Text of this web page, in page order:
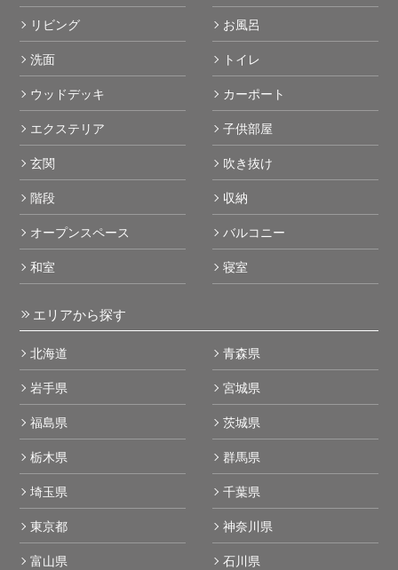
リビング
お風呂
洗面
トイレ
ウッドデッキ
カーポート
エクステリア
子供部屋
玄関
吹き抜け
階段
収納
オープンスペース
バルコニー
和室
寝室
エリアから探す
北海道
青森県
岩手県
宮城県
福島県
茨城県
栃木県
群馬県
埼玉県
千葉県
東京都
神奈川県
富山県
石川県